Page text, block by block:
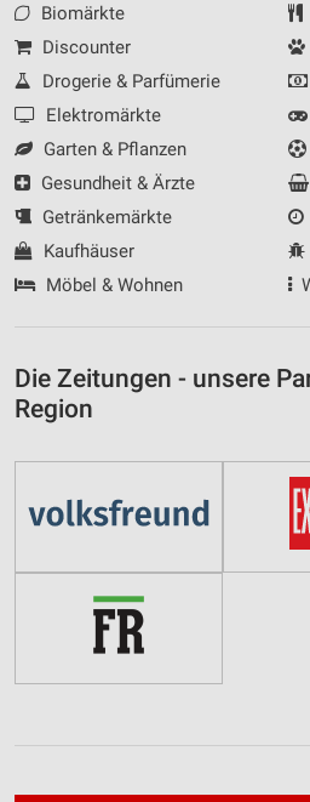
Biomärkte
Discounter
Drogerie & Parfümerie
Elektromärkte
Garten & Pflanzen
Gesundheit & Ärzte
Getränkemärkte
Kaufhäuser
Möbel & Wohnen
Die Zeitungen - unsere
Region